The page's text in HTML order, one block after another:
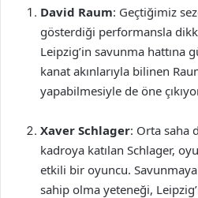
David Raum: Geçtiğimiz
gösterdiği performansla
Leipzig’in savunma hattına
kanat akınlarıyla bilinen
yapabilmesiyle de öne
Xaver Schlager: Orta saha
kadroya katılan Schlager,
etkili bir oyuncu. Savunmaya
sahip olma yeteneği,